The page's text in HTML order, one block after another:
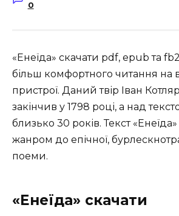
0
«Енеїда» скачати pdf, epub та
більш комфортного читання на
пристрої. Даний твір Іван
закінчив у 1798 році, а над
близько 30 років. Текст
жанром до епічної,
поеми.
«Енеїда» скачати